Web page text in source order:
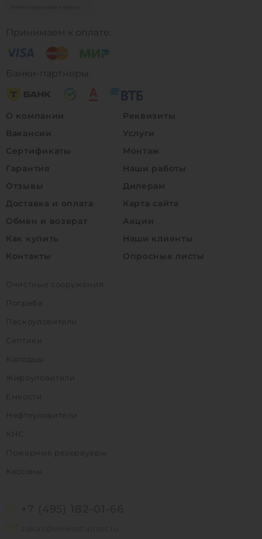
Принимаем к оплате:
Банки-партнеры:
О компании
Вакансии
Сертификаты
Гарантия
Отзывы
Доставка и оплата
Обмен и возврат
Как купить
Контакты
Реквизиты
Услуги
Монтаж
Наши работы
Дилерам
Карта сайта
Акции
Наши клиенты
Опросные листы
Очистные сооружения
Погреба
Пескоуловители
Септики
Колодцы
Жироуловители
Емкости
Нефтеуловители
КНС
Пожарные резервуары
Кессоны